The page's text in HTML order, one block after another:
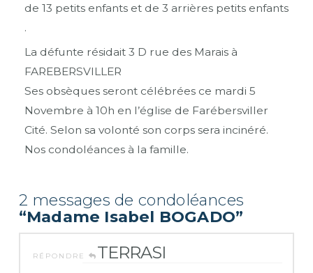
de 13 petits enfants et de 3 arrières petits enfants
.
La défunte résidait 3 D rue des Marais à
FAREBERSVILLER
Ses obsèques seront célébrées ce mardi 5
Novembre à 10h en l’église de Farébersviller
Cité. Selon sa volonté son corps sera incinéré.
Nos condoléances à la famille.
2 messages de condoléances
“Madame Isabel BOGADO”
RÉPONDRE TERRASI